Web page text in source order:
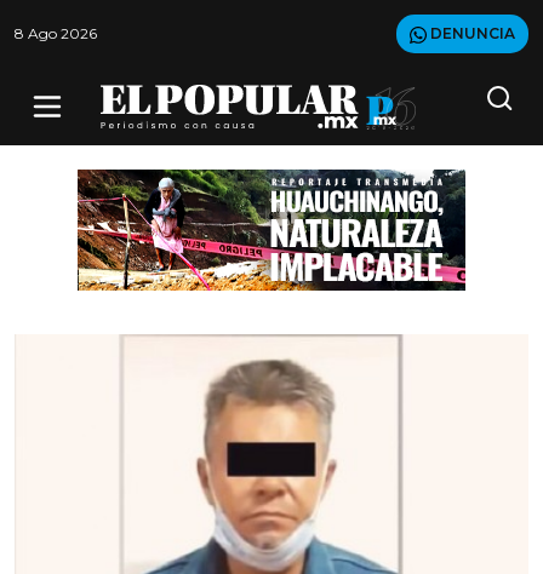
8 Ago 2026 DENUNCIA